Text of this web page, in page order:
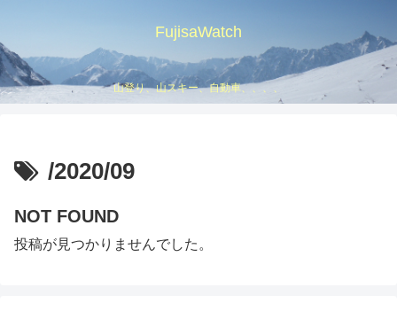
FujisaWatch
山登り、山スキー、自動車、、、、
/2020/09
NOT FOUND
投稿が見つかりませんでした。